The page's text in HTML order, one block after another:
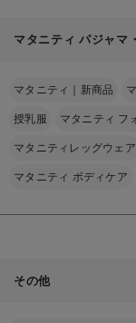
マタニティ パジャマ
マタニティ｜新商品
授乳服 マタニティ フ
マタニティレッグウェア
マタニティ ボディケア
その他